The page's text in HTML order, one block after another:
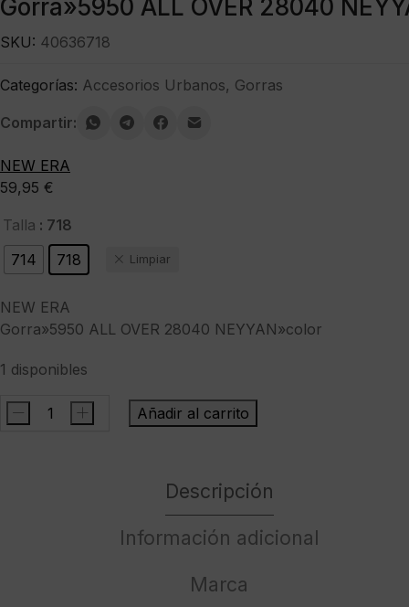
Gorra»5950 ALL OVER 28040
59,95 €
Talla : 718
714
718 Limpiar
NEW ERA
Gorra»5950 ALL OVER 28040 NEYYAN»color
1 disponibles
NEW
- + Añadir al carrito
SKU: 40636718
Categorías: Accesorios Urbanos, Gorras
Compartir:
NEW ERA
Descripción
Información adicional
Marca